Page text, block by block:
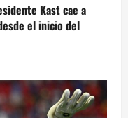
Kast cae a
el inicio del